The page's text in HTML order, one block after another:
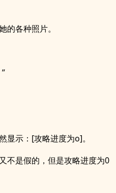
的各种照片。
显示：[攻略进度为o]。
不是假的，但是攻略进度为0